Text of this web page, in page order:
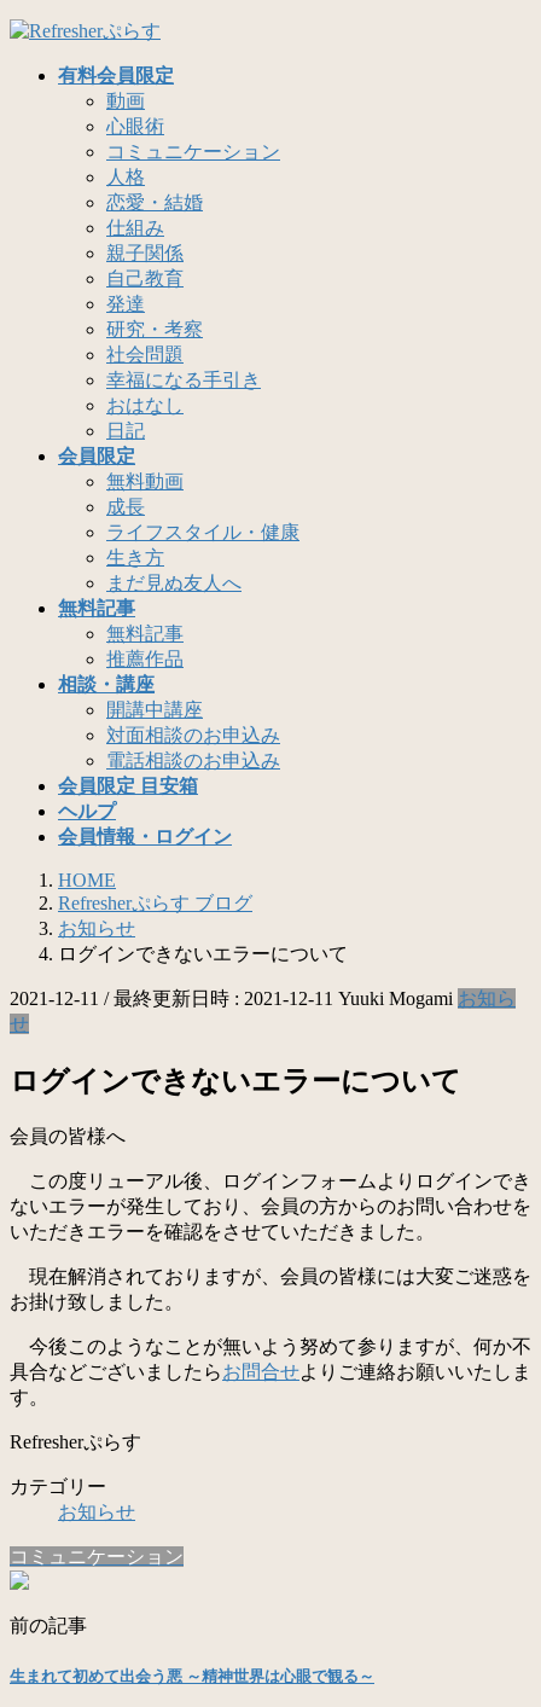
コ
ナ
有料会員限定
動画
心眼術
コミュニケーション
人格
恋愛・結婚
仕組み
親子関係
自己教育
発達
研究・考察
社会問題
幸福になる手引き
おはなし
日記
会員限定
無料動画
成長
ライフスタイル・健康
生き方
まだ見ぬ友人へ
無料記事
無料記事
推薦作品
相談・講座
開講中講座
対面相談のお申込み
電話相談のお申込み
会員限定 目安箱
ヘルプ
会員情報・ログイン
HOME
Refresherぷらす ブログ
お知らせ
ログインできないエラーについて
2021-12-11 / 最終更新日時 : 2021-12-11 Yuuki Mogami お知ら
せ
ログインできないエラーについて
会員の皆様へ
この度リューアル後、ログインフォームよりログインでき
ないエラーが発生しており、会員の方からのお問い合わせを
いただきエラーを確認をさせていただきました。
現在解消されておりますが、会員の皆様には大変ご迷惑を
お掛け致しました。
今後このようなことが無いよう努めて参りますが、何か不
具合などございましたらお問合せよりご連絡お願いいたしま
す。
Refresherぷらす
カテゴリー
お知らせ
コミュニケーション
前の記事
生まれて初めて出会う悪 ～精神世界は心眼で観る～